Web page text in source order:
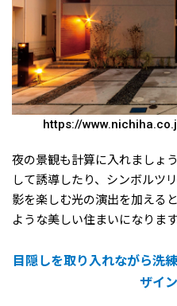
https://
夜の景観も計算に入れましょ
して誘導したり、シンボルツ
影を楽しむ光の演出を加える
ような美しい住まいになります
目隠しを取り入れながら洗
ザイ